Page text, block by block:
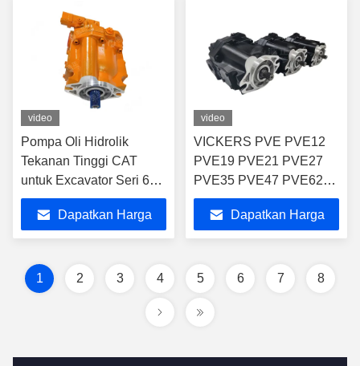
video
Pompa Oli Hidrolik
Tekanan Tinggi CAT
untuk Excavator Seri 6E-
6272 Pompa Piston
Hidrolik Kapasitas Tinggi
untuk CAT
Dapatkan Harga
video
VICKERS PVE PVE12
PVE19 PVE21 PVE27
PVE35 PVE47 PVE62
Pump piston poros lurus
dengan pergeseran
variabel PVE21-A2R-
PVE19B2RSTS1F41C1
Dapatkan Harga
1 2 3 4 5 6 7 8